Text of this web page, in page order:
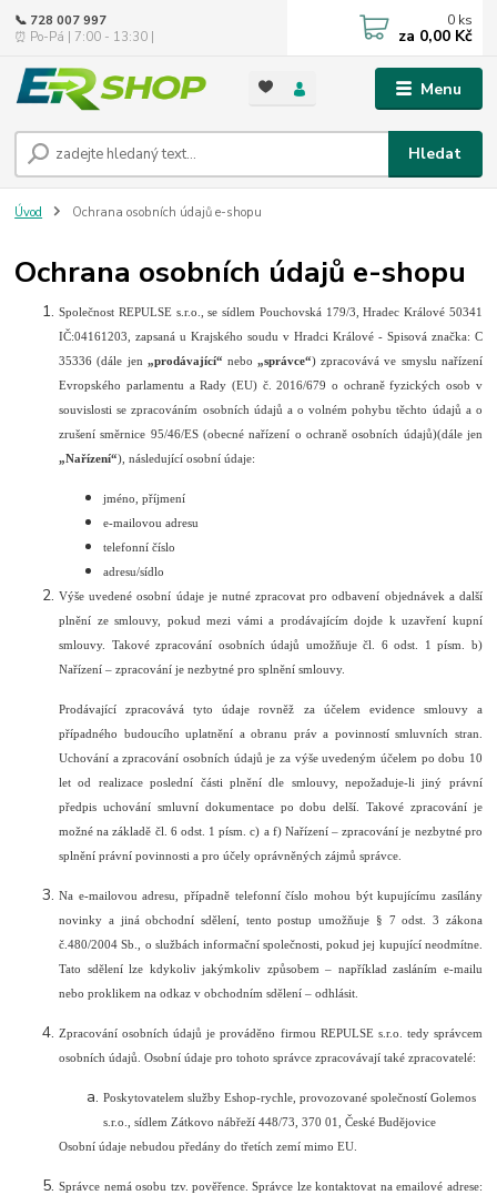
Menu
Hledat
📞 728 007 997
⏰ Po-Pá | 7:00 - 13:30 |
0 ks
za 0,00 Kč
Úvod Ochrana osobních údajů e-shopu
Ochrana osobních údajů e-shopu
Společnost REPULSE s.r.o., se sídlem Pouchovská 179/3, Hradec Králové 50341
IČ:04161203, zapsaná u Krajského soudu v Hradci Králové - Spisová značka: C
35336 (dále jen „prodávající“ nebo„správce“) zpracovává ve smyslu nařízení
Evropského parlamentu a Rady (EU) č. 2016/679 o ochraně fyzických osob v
souvislosti se zpracováním osobních údajů a o volném pohybu těchto údajů a o
zrušení směrnice 95/46/ES (obecné nařízení o ochraně osobních údajů)(dále jen
„Nařízení“), následující osobní údaje:
jméno, příjmení
e-mailovou adresu
telefonní číslo
adresu/sídlo
Výše uvedené osobní údaje je nutné zpracovat pro odbavení objednávek a další
plnění ze smlouvy, pokud mezi vámi a prodávajícím dojde k uzavření kupní
smlouvy. Takové zpracování osobních údajů umožňuje čl. 6 odst. 1 písm. b)
Nařízení – zpracování je nezbytné pro splnění smlouvy.
Prodávající zpracovává tyto údaje rovněž za účelem evidence smlouvy a
případného budoucího uplatnění a obranu práv a povinností smluvních stran.
Uchování a zpracování osobních údajů je za výše uvedeným účelem po dobu 10
let od realizace poslední části plnění dle smlouvy, nepožaduje-li jiný právní
předpis uchování smluvní dokumentace po dobu delší. Takové zpracování je
možné na základě čl. 6 odst. 1 písm. c) a f) Nařízení – zpracování je nezbytné pro
splnění právní povinnosti a pro účely oprávněných zájmů správce.
Na e-mailovou adresu, případně telefonní číslo mohou být kupujícímu zasílány
novinky a jiná obchodní sdělení, tento postup umožňuje § 7 odst. 3 zákona
č.480/2004 Sb., o službách informační společnosti, pokud jej kupující neodmítne.
Tato sdělení lze kdykoliv jakýmkoliv způsobem – například zasláním e-mailu
nebo proklikem na odkaz v obchodním sdělení – odhlásit.
Zpracování osobních údajů je prováděno firmou REPULSE s.r.o. tedy správcem
osobních údajů. Osobní údaje pro tohoto správce zpracovávají také zpracovatelé:
Poskytovatelem služby Eshop-rychle, provozované společností Golemos
s.r.o., sídlem Zátkovo nábřeží 448/73, 370 01, České Budějovice
Osobní údaje nebudou předány do třetích zemí mimo EU.
Správce nemá osobu tzv. pověřence. Správce lze kontaktovat na emailové adrese: